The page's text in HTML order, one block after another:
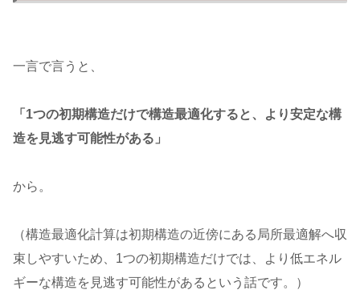
一言で言うと、
「1つの初期構造だけで構造最適化すると、より安定な構
造を見逃す可能性がある」
から。
（構造最適化計算は初期構造の近傍にある局所最適解へ収
束しやすいため、1つの初期構造だけでは、より低エネル
ギーな構造を見逃す可能性があるという話です。）